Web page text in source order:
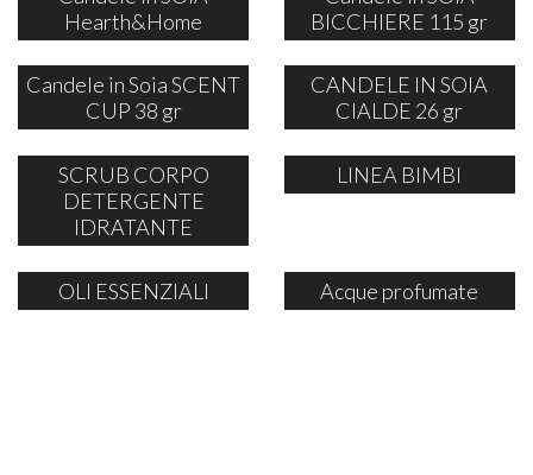
Hearth&Home
BICCHIERE 115 gr
Candele in Soia SCENT
CUP 38 gr
CANDELE IN SOIA
CIALDE 26 gr
SCRUB CORPO
DETERGENTE
IDRATANTE
LINEA BIMBI
OLI ESSENZIALI Acque profumate